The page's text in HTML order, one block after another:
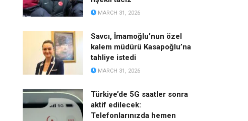
MARCH 31, 2026
Savcı, İmamoğlu’nun özel
kalem müdürü Kasapoğlu’na
tahliye istedi
MARCH 31, 2026
Türkiye’de 5G saatler sonra
aktif edilecek:
Telefonlarınızda hemen